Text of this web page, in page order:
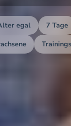
egal 7 Tage